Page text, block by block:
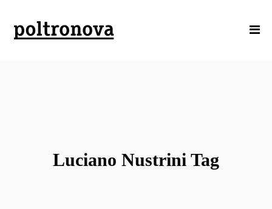
Luciano Nustrini Tag